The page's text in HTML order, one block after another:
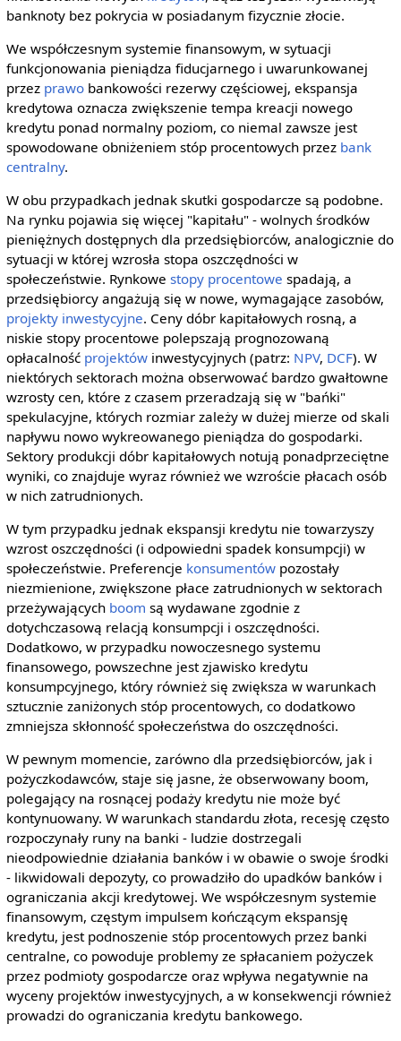
banknoty bez pokrycia w posiadanym fizycznie złocie.
We współczesnym systemie finansowym, w sytuacji
funkcjonowania pieniądza fiducjarnego i uwarunkowanej
przez prawobankowości rezerwy częściowej, ekspansja
kredytowa oznacza zwiększenie tempa kreacji nowego
kredytu ponad normalny poziom, co niemal zawsze jest
spowodowane obniżeniem stóp procentowych przez bank
centralny.
W obu przypadkach jednak skutki gospodarcze są podobne.
Na rynku pojawia się więcej "kapitału" - wolnych środków
pieniężnych dostępnych dla przedsiębiorców, analogicznie do
sytuacji w której wzrosła stopa oszczędności w
społeczeństwie. Rynkowe stopy procentowe spadają, a
przedsiębiorcy angażują się w nowe, wymagające zasobów,
projekty inwestycyjne. Ceny dóbr kapitałowych rosną, a
niskie stopy procentowe polepszają prognozowaną
opłacalność projektówinwestycyjnych (patrz: NPV, DCF). W
niektórych sektorach można obserwować bardzo gwałtowne
wzrosty cen, które z czasem przeradzają się w "bańki"
spekulacyjne, których rozmiar zależy w dużej mierze od skali
napływu nowo wykreowanego pieniądza do gospodarki.
Sektory produkcji dóbr kapitałowych notują ponadprzeciętne
wyniki, co znajduje wyraz również we wzroście płacach osób
w nich zatrudnionych.
W tym przypadku jednak ekspansji kredytu nie towarzyszy
wzrost oszczędności (i odpowiedni spadek konsumpcji) w
społeczeństwie. Preferencje konsumentówpozostały
niezmienione, zwiększone płace zatrudnionych w sektorach
przeżywających boom są wydawane zgodnie z
dotychczasową relacją konsumpcji i oszczędności.
Dodatkowo, w przypadku nowoczesnego systemu
finansowego, powszechne jest zjawisko kredytu
konsumpcyjnego, który również się zwiększa w warunkach
sztucznie zaniżonych stóp procentowych, co dodatkowo
zmniejsza skłonność społeczeństwa do oszczędności.
W pewnym momencie, zarówno dla przedsiębiorców, jak i
pożyczkodawców, staje się jasne, że obserwowany boom,
polegający na rosnącej podaży kredytu nie może być
kontynuowany. W warunkach standardu złota, recesję często
rozpoczynały runy na banki - ludzie dostrzegali
nieodpowiednie działania banków i w obawie o swoje środki
- likwidowali depozyty, co prowadziło do upadków banków i
ograniczania akcji kredytowej. We współczesnym systemie
finansowym, częstym impulsem kończącym ekspansję
kredytu, jest podnoszenie stóp procentowych przez banki
centralne, co powoduje problemy ze spłacaniem pożyczek
przez podmioty gospodarcze oraz wpływa negatywnie na
wyceny projektów inwestycyjnych, a w konsekwencji również
prowadzi do ograniczania kredytu bankowego.